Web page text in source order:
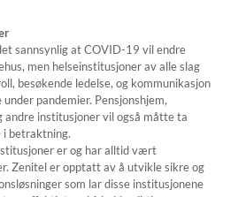
sannsynlig at COVID-19 vil endre
men helseinstitusjoner av alle slag
besøkende ledelse, og kommunikasjon
pandemier. Pensjonshjem,
andre institusjoner vil også måtte ta
i betraktning.
er og har alltid vært
Zenitel er opptatt av å utvikle sikre og
som lar disse institusjonene